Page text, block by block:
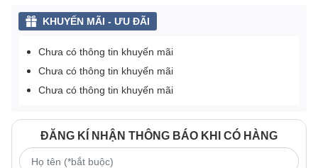
KHUYẾN MÃI - ƯU ĐÃI
Chưa có thông tin khuyến mãi
Chưa có thông tin khuyến mãi
Chưa có thông tin khuyến mãi
ĐĂNG KÍ NHẬN THÔNG BÁO KHI CÓ HÀNG